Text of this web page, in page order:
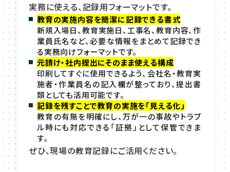
実務に使える、記録用フォーマットです。
教育の実施内容を簡潔に記録できる書式
新規入場日、教育実施日、工事名、教育内容、作
業員氏名など、必要な情報をまとめて記録でき
る実務向けフォーマットです。
元請け・社内提出にそのまま使える構成
印刷してすぐに使用できるよう、会社名・教育実
施者・作業員名の記入欄が整っており、提出書
類としても活用可能です。
記録を残すことで教育の実施を「見える化」
教育の有無を明確にし、万が一の事故やトラブ
ル時にも対応できる「証拠」として保管できま
す。
ぜひ、現場の教育記録にご活用ください。